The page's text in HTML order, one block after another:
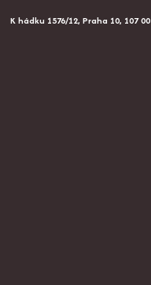
K hádku 1576/12, Praha 10, 107 00